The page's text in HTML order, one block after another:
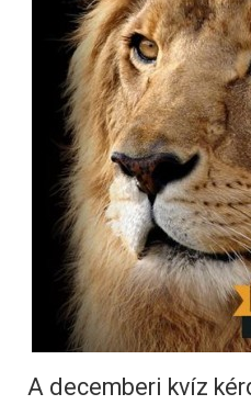
A decemberi kvíz